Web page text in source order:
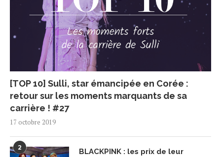
[TOP 10] Sulli, star émancipée en Corée :
retour sur les moments marquants de sa
carrière ! #27
17 octobre 2019
2
BLACKPINK : les prix de leur